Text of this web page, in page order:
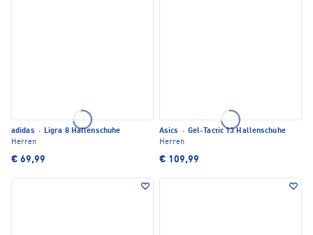
adidas · Ligra 8 Hallenschuhe
Herren
€ 69,99
Asics · Gel-Tactic 13 Hallenschuhe
Herren
€ 109,99